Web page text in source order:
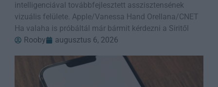
intelligenciával továbbfejlesztett asszisztensének
vizuális felülete. Apple/Vanessa Hand Orellana/CNET
Ha valaha is próbáltál már bármit kérdezni a Siritől
Rooby
augusztus 6, 2026